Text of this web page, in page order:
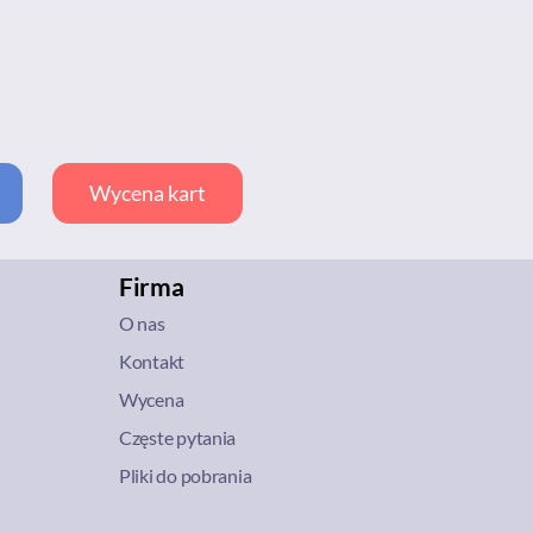
Wycena kart
Firma
O nas
Kontakt
Wycena
Częste pytania
Pliki do pobrania